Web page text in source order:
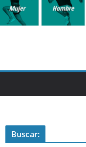
Buscar: